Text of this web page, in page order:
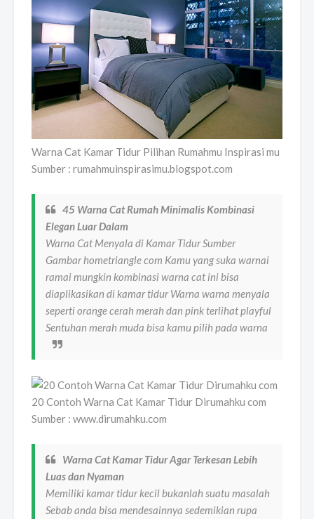
Warna Cat Kamar Tidur Pilihan Rumahmu Inspirasi mu
Sumber : rumahmuinspirasimu.blogspot.com
45 Warna Cat Rumah Minimalis Kombinasi
Elegan Luar Dalam
Warna Cat Menyala di Kamar Tidur Sumber
Gambar hometriangle com Kamu yang suka warnai
ramai mungkin kombinasi warna cat ini bisa
diaplikasikan di kamar tidur Warna warna menyala
seperti orange cerah merah dan pink terlihat playful
Sentuhan merah muda bisa kamu pilih pada warna
20 Contoh Warna Cat Kamar Tidur Dirumahku com
Sumber : www.dirumahku.com
Warna Cat Kamar Tidur Agar Terkesan Lebih
Luas dan Nyaman
Memiliki kamar tidur kecil bukanlah suatu masalah
Sebab anda bisa mendesainnya sedemikian rupa